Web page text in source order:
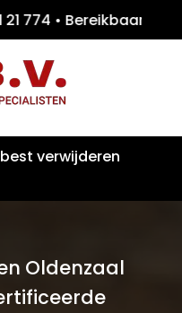
21 774 •
verwijderen
Oldenzaal